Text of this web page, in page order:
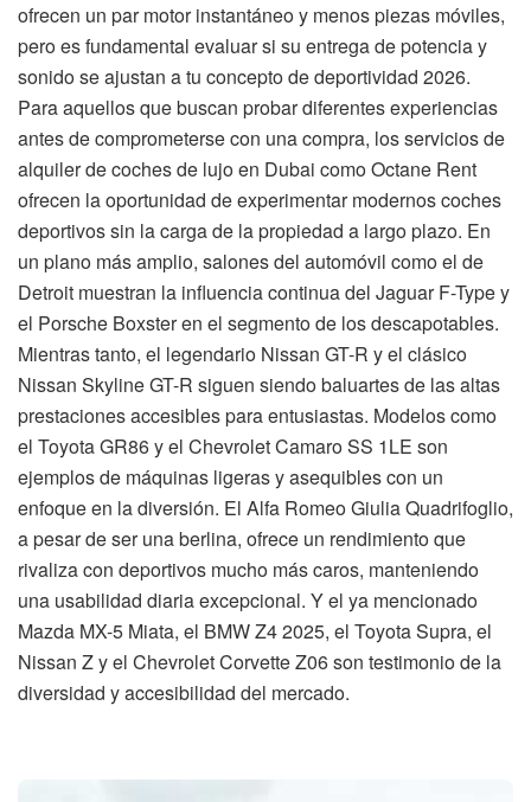
ofrecen un par motor instantáneo y menos piezas móviles,
pero es fundamental evaluar si su entrega de potencia y
sonido se ajustan a tu concepto de deportividad 2026.
Para aquellos que buscan probar diferentes experiencias
antes de comprometerse con una compra, los servicios de
alquiler de coches de lujo en Dubai como Octane Rent
ofrecen la oportunidad de experimentar modernos coches
deportivos sin la carga de la propiedad a largo plazo. En
un plano más amplio, salones del automóvil como el de
Detroit muestran la influencia continua del Jaguar F-Type y
el Porsche Boxster en el segmento de los descapotables.
Mientras tanto, el legendario Nissan GT-R y el clásico
Nissan Skyline GT-R siguen siendo baluartes de las altas
prestaciones accesibles para entusiastas. Modelos como
el Toyota GR86 y el Chevrolet Camaro SS 1LE son
ejemplos de máquinas ligeras y asequibles con un
enfoque en la diversión. El Alfa Romeo Giulia Quadrifoglio,
a pesar de ser una berlina, ofrece un rendimiento que
rivaliza con deportivos mucho más caros, manteniendo
una usabilidad diaria excepcional. Y el ya mencionado
Mazda MX-5 Miata, el BMW Z4 2025, el Toyota Supra, el
Nissan Z y el Chevrolet Corvette Z06 son testimonio de la
diversidad y accesibilidad del mercado.